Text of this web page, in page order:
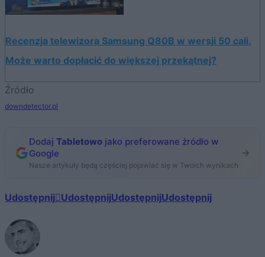
Recenzja telewizora Samsung Q80B w wersji 50 cali.
Może warto dopłacić do większej przekątnej?
Źródło
downdetector.pl
Dodaj Tabletowo jako preferowane źródło w
Google
Nasze artykuły będą częściej pojawiać się w Twoich wynikach
Udostępnij UdostępnijUdostępnijUdostępnij